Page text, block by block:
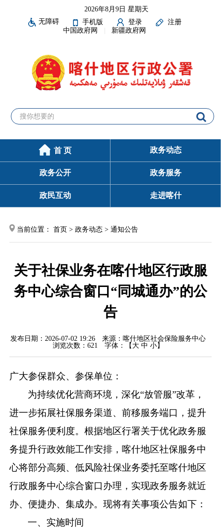
2026年8月9日 星期天
无障碍
手机版 登录
注册
中国政府网
新疆政府网
首 页 政务动态
政务公开 政务服务
政民互动 走进喀什
当前位置： 首页 > 政务动态 > 通知公告
关于社保业务在喀什地区行政服
务中心综合窗口“同城通办”的公
告
发布日期：2026-07-02 19:26
来源：喀什地区社会保险服务中心
浏览次数： 621 字体：【 大 中 小】
广大参保群众、参保单位：
为持续优化营商环境，深化“放管服”改革，
进一步拓展社保服务渠道、前移服务端口，提升
社保服务便利度。 根据地区行署关于优化政务服
务提升行政效能工作安排 ， 喀什地区社保服务中
心将部分高频、低风险社保业务委托至喀什地区
行政服务中心综合窗口办理，实现政务服务就近
办、便捷办、集成办。现将有关事项公告如下：
一、实施时间